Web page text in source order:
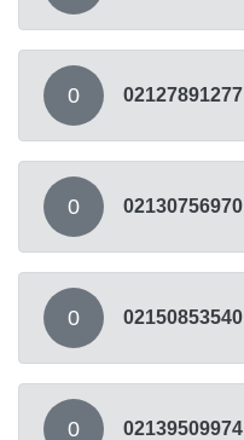
0 02127891277
0 02130756970
0 02150853540
0 02139509974